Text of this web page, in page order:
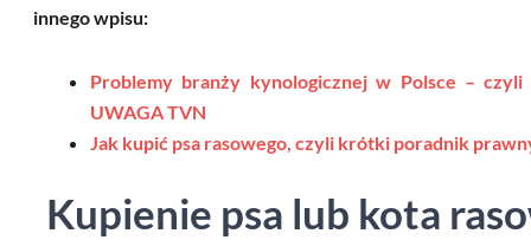
innego wpisu:
Problemy branży kynologicznej w Polsce – czyli
UWAGA TVN
Jak kupić psa rasowego, czyli krótki poradnik
Kupienie psa lub kota